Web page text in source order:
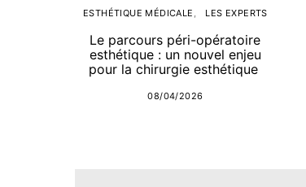
ESTHÉTIQUE MÉDICALE LES EXPERTS
Le parcours péri-opératoire
esthétique : un nouvel enjeu
pour la chirurgie esthétique
08/04/2026